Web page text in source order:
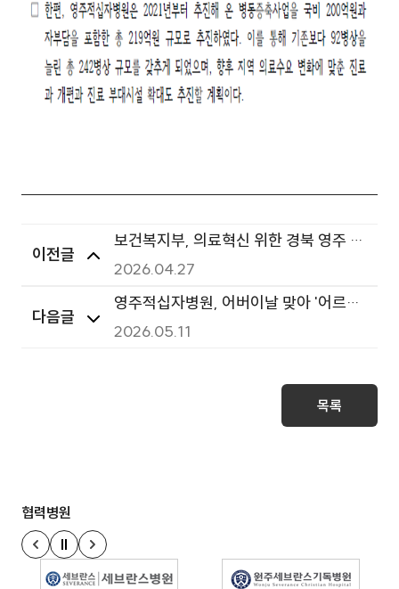
이전글
보건복지부, 의료혁신 위한 경북 영주 지
역순회 간담회 개최
2026.04.27
다음글
영주적십자병원, 어버이날 맞아 '어르신
섬김 행사' 개최
2026.05.11
목록
협력병원
이전 슬라이드
정지
다음 슬라이드